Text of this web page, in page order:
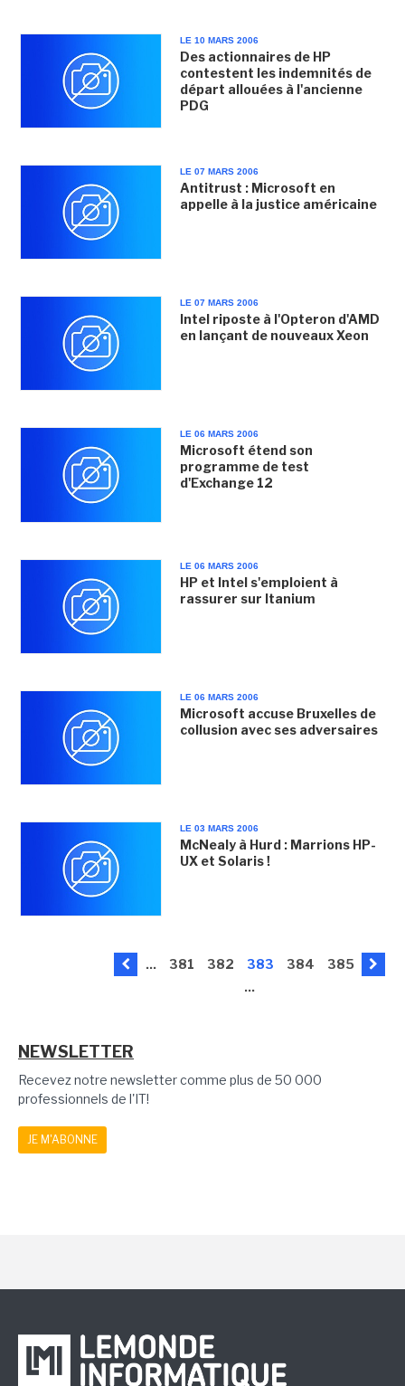
LE 10 MARS 2006
Des actionnaires de HP
contestent les indemnités de
départ allouées à l'ancienne
PDG
LE 07 MARS 2006
Antitrust : Microsoft en
appelle à la justice américaine
LE 07 MARS 2006
Intel riposte à l'Opteron d'AMD
en lançant de nouveaux Xeon
LE 06 MARS 2006
Microsoft étend son
programme de test
d'Exchange 12
LE 06 MARS 2006
HP et Intel s'emploient à
rassurer sur Itanium
LE 06 MARS 2006
Microsoft accuse Bruxelles de
collusion avec ses adversaires
LE 03 MARS 2006
McNealy à Hurd : Marrions HP-
UX et Solaris !
... 381 382 383 384
385
...
NEWSLETTER
Recevez notre newsletter comme plus de 50 000
professionnels de l'IT!
JE M'ABONNE